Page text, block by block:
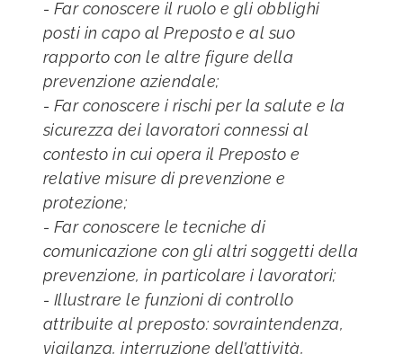
- Far conoscere il ruolo e gli obblighi
posti in capo al Preposto e al suo
rapporto con le altre figure della
prevenzione aziendale;
- Far conoscere i rischi per la salute e la
sicurezza dei lavoratori connessi al
contesto in cui opera il Preposto e
relative misure di prevenzione e
protezione;
- Far conoscere le tecniche di
comunicazione con gli altri soggetti della
prevenzione, in particolare i lavoratori;
- Illustrare le funzioni di controllo
attribuite al preposto: sovraintendenza,
vigilanza, interruzione dell’attività,